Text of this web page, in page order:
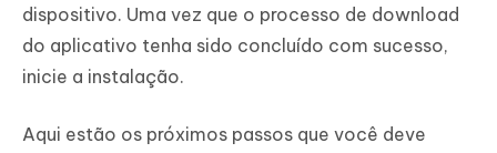
dispositivo. Uma vez que o processo de download
do aplicativo tenha sido concluído com sucesso,
inicie a instalação.
Aqui estão os próximos passos que você deve